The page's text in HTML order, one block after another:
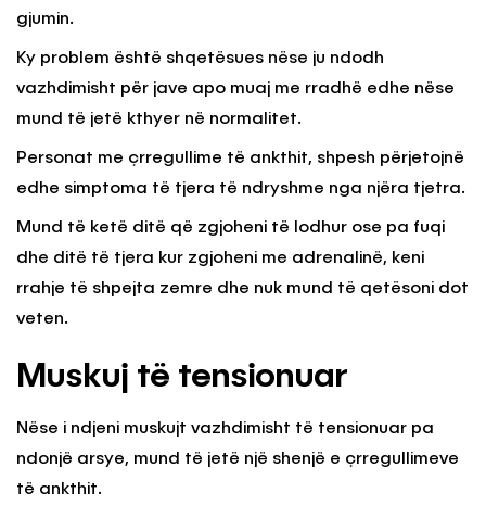
gjumin.
Ky problem është shqetësues nëse ju ndodh
vazhdimisht për jave apo muaj me rradhë edhe nëse
mund të jetë kthyer në normalitet.
Personat me çrregullime të ankthit, shpesh përjetojnë
edhe simptoma të tjera të ndryshme nga njëra tjetra.
Mund të ketë ditë që zgjoheni të lodhur ose pa fuqi
dhe ditë të tjera kur zgjoheni me adrenalinë, keni
rrahje të shpejta zemre dhe nuk mund të qetësoni dot
veten.
Muskuj të tensionuar
Nëse i ndjeni muskujt vazhdimisht të tensionuar pa
ndonjë arsye, mund të jetë një shenjë e çrregullimeve
të ankthit.